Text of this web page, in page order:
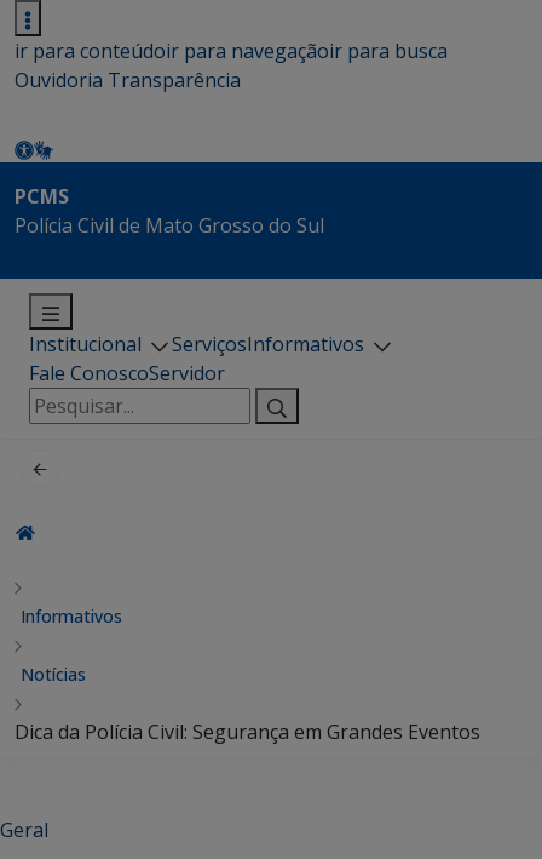
ir para conteúdoir para navegaçãoir para busca
Ouvidoria Transparência
PCMS
Polícia Civil de Mato Grosso do Sul
Institucional ServiçosInformativos
Fale ConoscoServidor
Pesquisar
por:
Informativos
Notícias
Dica da Polícia Civil: Segurança em Grandes Eventos
Geral